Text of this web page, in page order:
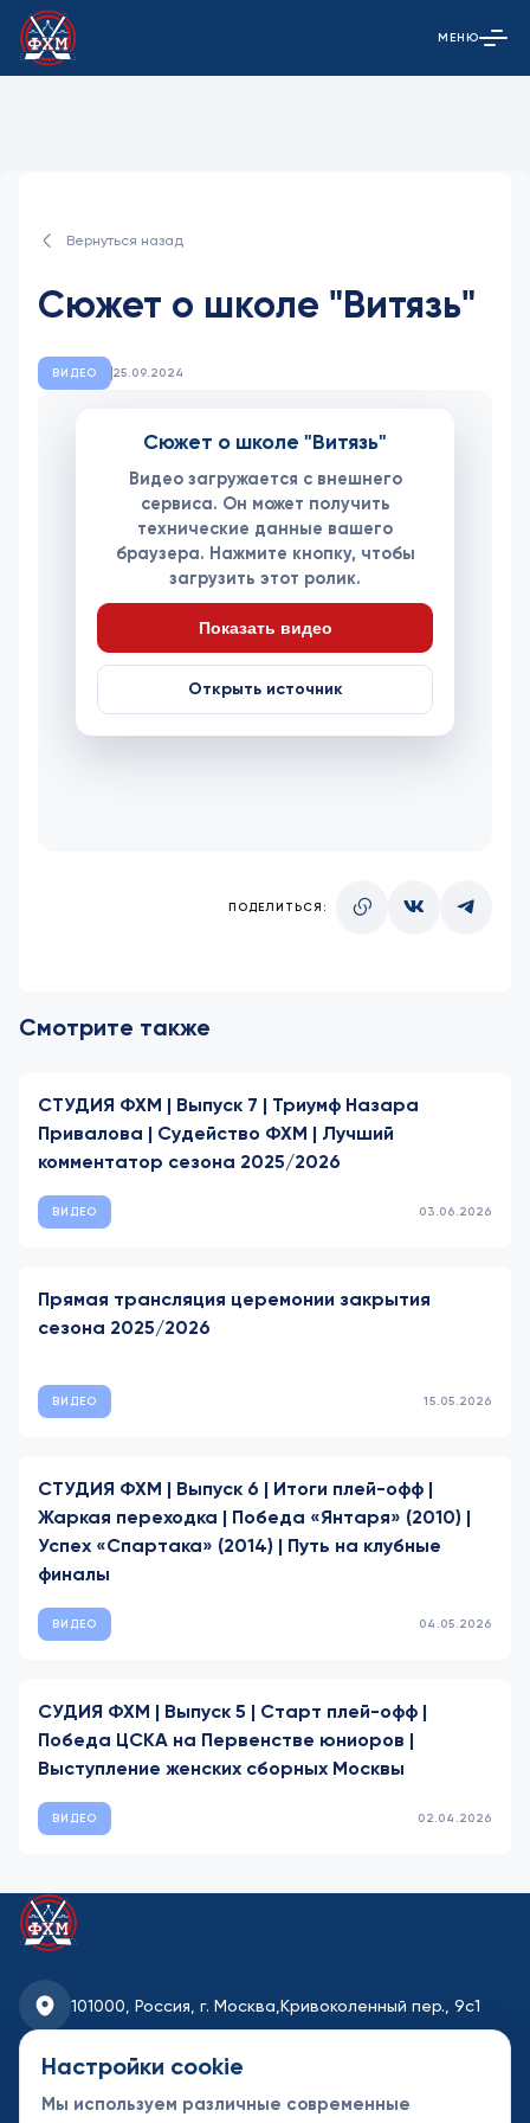
Открыть
МЕНЮ
Вернуться назад
Сюжет о школе "Витязь"
ВИДЕО 25.09.2024
Сюжет о школе "Витязь"
Видео загружается с внешнего
сервиса. Он может получить
технические данные вашего
браузера. Нажмите кнопку, чтобы
загрузить этот ролик.
Показать видео
Открыть источник
ПОДЕЛИТЬСЯ:
Смотрите также
СТУДИЯ ФХМ | Выпуск 7 | Триумф Назара
Привалова | Судейство ФХМ | Лучший
комментатор сезона 2025/2026
ВИДЕО 03.06.2026
Прямая трансляция церемонии закрытия
сезона 2025/2026
ВИДЕО 15.05.2026
СТУДИЯ ФХМ | Выпуск 6 | Итоги плей-офф |
Жаркая переходка | Победа «Янтаря» (2010) |
Успех «Спартака» (2014) | Путь на клубные
финалы
ВИДЕО 04.05.2026
СУДИЯ ФХМ | Выпуск 5 | Старт плей-офф |
Победа ЦСКА на Первенстве юниоров |
Выступление женских сборных Москвы
ВИДЕО 02.04.2026
101000, Россия, г. Москва, Кривоколенный пер., 9с1
fhmoscow@mail.ru
8-495-621-35-95
Настройки cookie
Мы используем различные современные